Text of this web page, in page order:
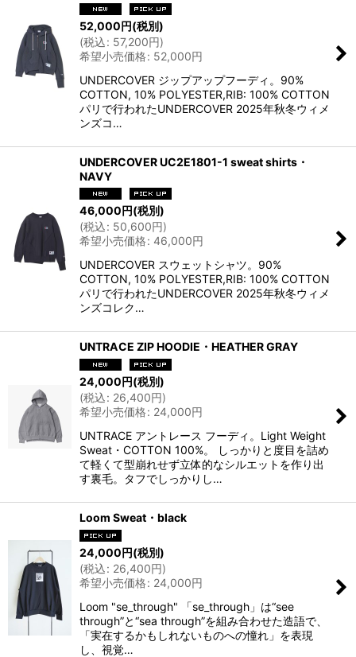
52,000円(税別)
(税込: 57,200円)
希望小売価格: 52,000円
UNDERCOVER ジップアップフーディ。90%
COTTON, 10% POLYESTER,RIB: 100% COTTON
パリで行われたUNDERCOVER 2025年秋冬ウィメ
ンズコ…
UNDERCOVER UC2E1801-1 sweat shirts・
NAVY
46,000円(税別)
(税込: 50,600円)
希望小売価格: 46,000円
UNDERCOVER スウェットシャツ。90%
COTTON, 10% POLYESTER,RIB: 100% COTTON
パリで行われたUNDERCOVER 2025年秋冬ウィメ
ンズコレク…
UNTRACE ZIP HOODIE・HEATHER GRAY
24,000円(税別)
(税込: 26,400円)
希望小売価格: 24,000円
UNTRACE アントレース フーディ。Light Weight
Sweat・COTTON 100%。 しっかりと度目を詰め
て軽くて型崩れせず立体的なシルエットを作り出
す裏毛。タフでしっかりし…
Loom Sweat・black
24,000円(税別)
(税込: 26,400円)
希望小売価格: 24,000円
Loom "se_through" 「se_through」は“see
through”と“sea through”を組み合わせた造語で、
「実在するかもしれないものへの憧れ」を表現
し、視覚…